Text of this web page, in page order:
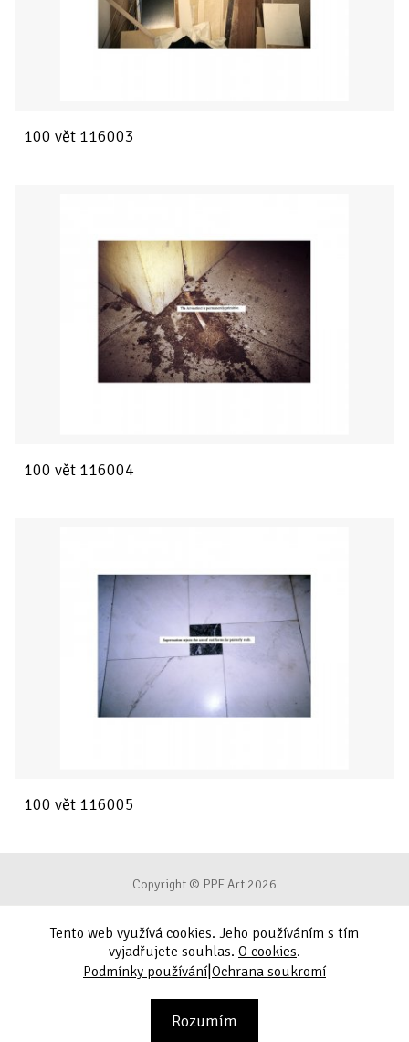
100 vět 116003
100 vět 116004
100 vět 116005
Copyright © PPF Art 2026
Podmínky používání
Ochrana soukromí
Tento web využívá cookies. Jeho používáním s tím
vyjadřujete souhlas. O cookies.
Podmínky používání|Ochrana soukromí
Rozumím